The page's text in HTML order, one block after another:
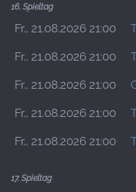
16. Spieltag
Fr., 21.08.2026 21:00
Fr., 21.08.2026 21:00
Fr., 21.08.2026 21:00
Fr., 21.08.2026 21:00
Fr., 21.08.2026 21:00
17. Spieltag